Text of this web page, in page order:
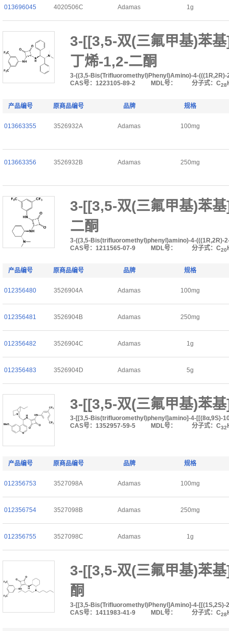
013696045 4020506C Adamas 1g
3-[[3,5-双(三氟甲基)苯
丁烯-1,2-二酮
3-((3,5-Bis(Trifluoromethyl)Phenyl)Amino)-4-
CAS号：1223105-89-2
MDL号： 分子式：C28
产品编号 原商品编号 品牌 规格
013663355 3526932A Adamas 100mg
013663356 3526932B Adamas 250mg
3-[[3,5-双(三氟甲基)苯
二酮
3-((3,5-Bis(trifluoromethyl)phenyl)amino)-4-
CAS号：1211565-07-9
MDL号： 分子式：C20
产品编号 原商品编号 品牌 规格
012356480 3526904A Adamas 100mg
012356481 3526904B Adamas 250mg
012356482 3526904C Adamas 1g
012356483 3526904D Adamas 5g
3-[[3,5-双(三氟甲基)苯
3-[[3,5-Bis(trifluoromethyl)phenyl]amino]-4-[[(8α,9S)-
CAS号：1352957-59-5
MDL号： 分子式：C32
产品编号 原商品编号 品牌 规格
012356753 3527098A Adamas 100mg
012356754 3527098B Adamas 250mg
012356755 3527098C Adamas 1g
3-[[3,5-双(三氟甲基)苯
酮
3-[[3,5-Bis(Trifluoromethyl)Phenyl]Amino]-4-
CAS号：1411983-41-9
MDL号： 分子式：C28